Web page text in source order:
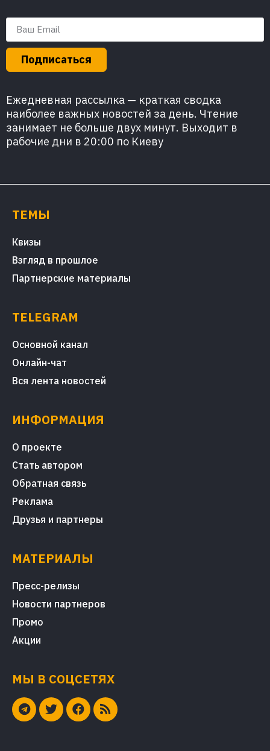
Подписаться
Ежедневная рассылка — краткая сводка
наиболее важных новостей за день. Чтение
занимает не больше двух минут. Выходит в
рабочие дни в 20:00 по Киеву
ТЕМЫ
Квизы
Взгляд в прошлое
Партнерские материалы
TELEGRAM
Основной канал
Онлайн-чат
Вся лента новостей
ИНФОРМАЦИЯ
О проекте
Стать автором
Обратная связь
Реклама
Друзья и партнеры
МАТЕРИАЛЫ
Пресс-релизы
Новости партнеров
Промо
Акции
МЫ В СОЦСЕТЯХ